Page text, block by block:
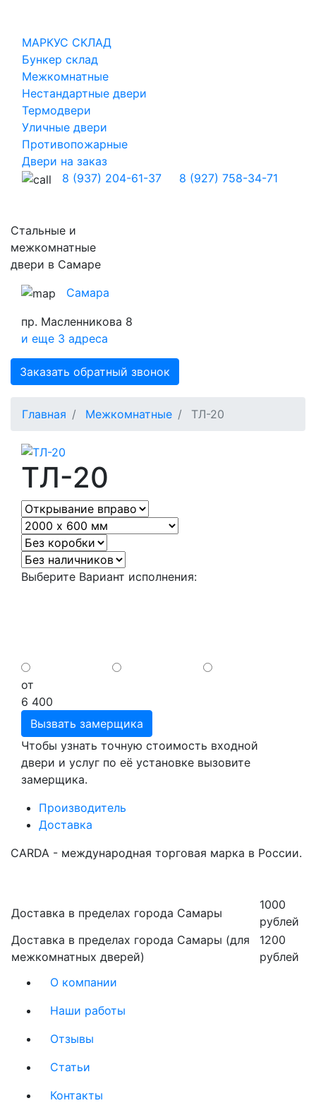
МАРКУС СКЛАД
Бункер склад
Межкомнатные
Нестандартные двери
Термодвери
Уличные двери
Противопожарные
Двери на заказ
8 (937) 204-61-37
8 (927) 758-34-71
Стальные и
межкомнатные
двери в Самаре
Самара
пр. Масленникова 8
и еще 3 адреса
Заказать обратный звонок
Главная Межкомнатные ТЛ-20
ТЛ-20
Выберите Вариант исполнения:
от
6 400
Вызвать замерщика
Чтобы узнать точную стоимость входной
двери и услуг по её установке вызовите
замерщика.
Производитель
Доставка
CARDA - международная торговая марка в России.
Доставка в пределах города Самары
1000
рублей
Доставка в пределах города Самары (для
межкомнатных дверей)
1200
рублей
О компании
Наши работы
Отзывы
Статьи
Контакты